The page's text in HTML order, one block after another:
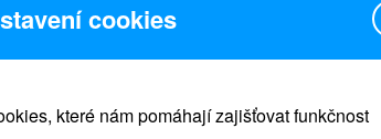
cookies
které nám pomáhají zajišťovat funkčnost